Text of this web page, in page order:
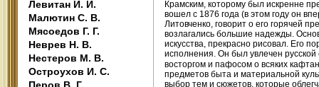
Левитан И. И.
Малютин С. В.
Мясоедов Г. Г.
Неврев Н. В.
Нестеров М. В.
Остроухов И. С.
Крамским, которому был искренне
вошел с 1876 года (в этом году он
Литовченко, говорит о его горячей
возлагались большие надежды.
искусства, прекрасно рисовал. Его
исполнения. Он был увлечен
восторгом и пафосом о всяких
предметов быта и материальной
выбор тем и сюжетов, которые